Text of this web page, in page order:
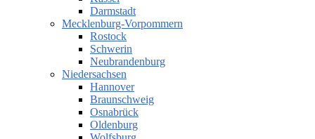
Darmstadt
Mecklenburg-Vorpommern
Rostock
Schwerin
Neubrandenburg
Niedersachsen
Hannover
Braunschweig
Osnabrück
Oldenburg